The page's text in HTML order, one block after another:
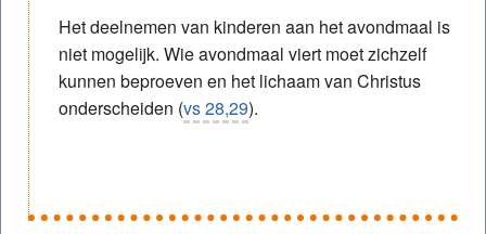
Het deelnemen van kinderen aan het avondmaal is
niet mogelijk. Wie avondmaal viert moet zichzelf
kunnen beproeven en het lichaam van Christus
onderscheiden (vs 28,29).